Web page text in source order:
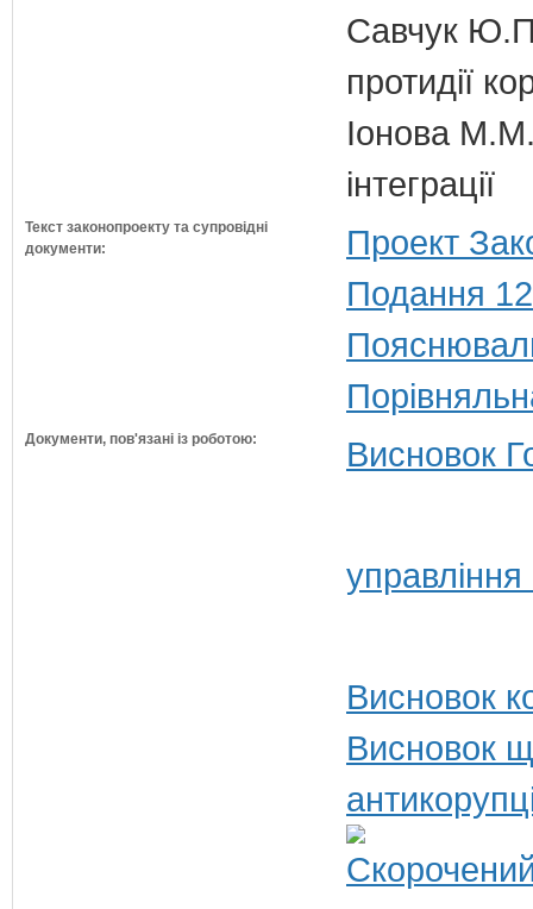
Савчук Ю.П.
протидії
Іонова М.М.
інтеграції
Текст законопроекту та супровідні
документи:
Проект
Подання
Документи, пов'язані із роботою: Висновок
Висновок
Висновок